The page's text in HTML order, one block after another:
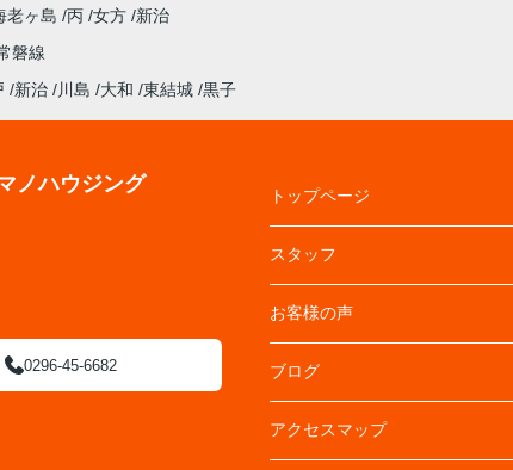
老ヶ島 丙 女方 新治
磐線
新治 川島 大和 東結城 黒子
ノハウジング
0296-45-6682
トップページ
スタッフ
お客様の声
ブログ
アクセスマップ